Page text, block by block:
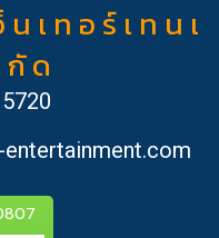
เ ท อ ร์ เ ท น เ
ด
entertainment.com